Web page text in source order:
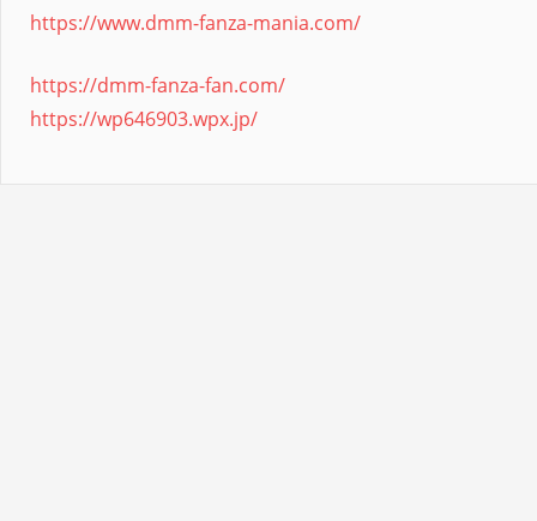
https://www.dmm-fanza-mania.com/
https://dmm-fanza-fan.com/
https://wp646903.wpx.jp/